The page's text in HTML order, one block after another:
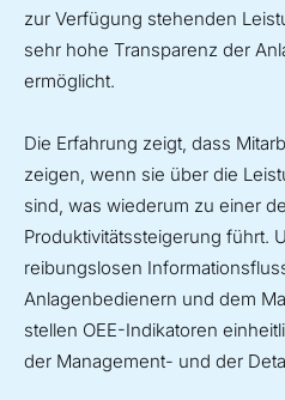
zur Verfügung stehenden
sehr hohe Transparenz der
ermöglicht.
Die Erfahrung zeigt, dass
zeigen, wenn sie über die
sind, was wiederum zu einer
Produktivitätssteigerung führt.
reibungslosen
Anlagenbedienern und dem
stellen OEE-Indikatoren
der Management- und der